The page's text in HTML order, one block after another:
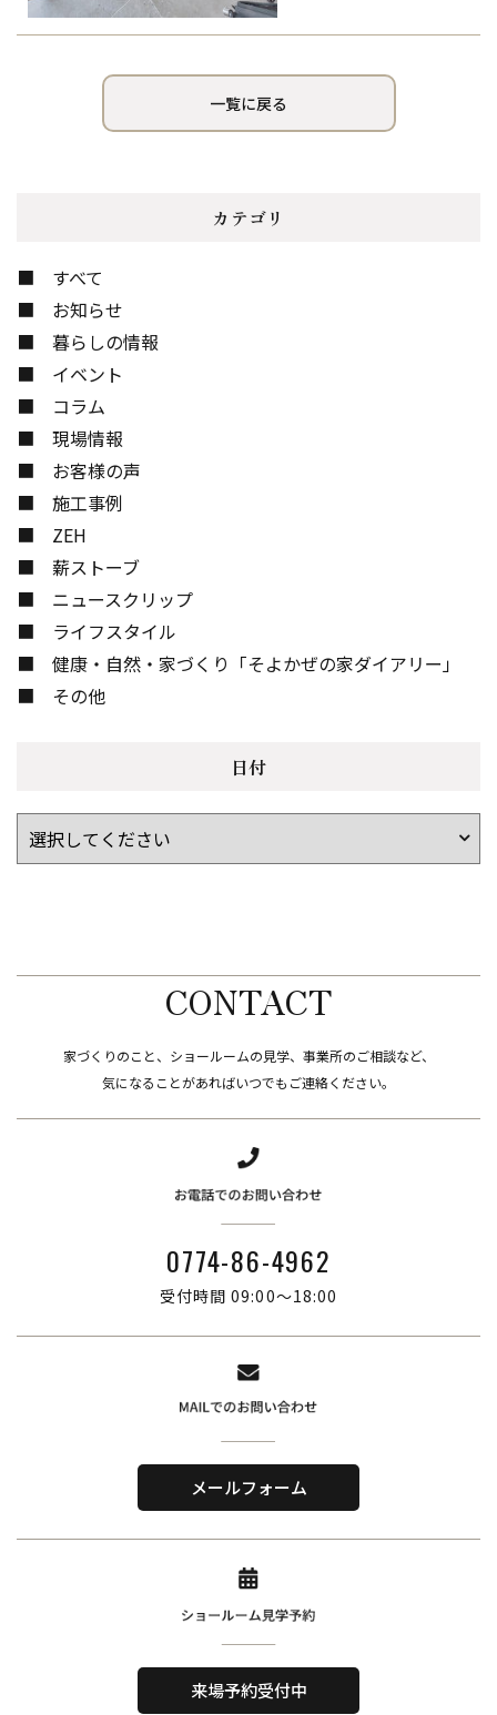
株式会社ブリーズ・カンパニー
〒619-0201
京都府木津川市山城町綺田神ノ木5-3
About Us
私たちについて
一覧に戻る
カテゴリ
すべて
お知らせ
暮らしの情報
イベント
コラム
現場情報
お客様の声
施工事例
ZEH
薪ストーブ
ニュースクリップ
ライフスタイル
健康・自然・家づくり「そよかぜの家ダイアリー」
その他
日付
CONTACT
家づくりのこと、ショールームの見学、事業所のご相談など、
​​​​​​​気になることがあればいつでもご連絡ください。
0774-86-4962
受付時間 09:00～18:00
メールフォーム
来場予約受付中